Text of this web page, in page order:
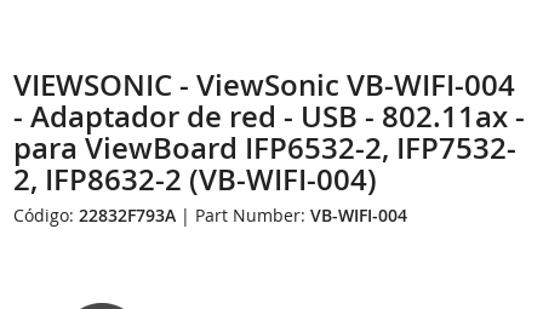
VIEWSONIC - ViewSonic VB-WIFI-004
- Adaptador de red - USB - 802.11ax -
para ViewBoard IFP6532-2, IFP7532-
2, IFP8632-2 (VB-WIFI-004)
Código:22832F793A | Part Number:VB-WIFI-004